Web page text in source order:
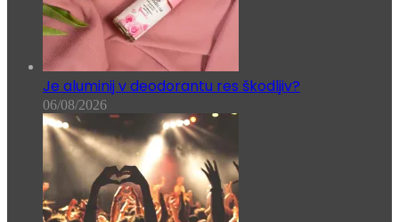
Je aluminij v deodorantu res škodljiv?
06/08/2026